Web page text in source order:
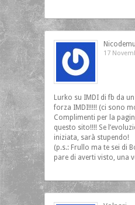
17
Lurko su IMDI di fb da
forza IMDI!!!!! (ci sono
Complimenti per la
questo sito!!!! Se
iniziata, sarà stupendo!
(p.s.: Frullo ma te sei di
pare di averti visto, una